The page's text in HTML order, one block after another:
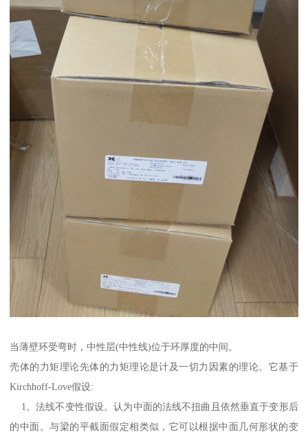
当薄壁环受弯时，中性层(中性线)位于环厚度的中间。
壳体的力矩理论先体的力矩理论是计及一切力因素的理论。它基于
Kirchhoff-Love假设:
1。法线不变性假设。认为中面的法线不扭曲且依然垂直于变形后
的中面。与梁的平截面假定相类似，它可以根据中面几何形状的变